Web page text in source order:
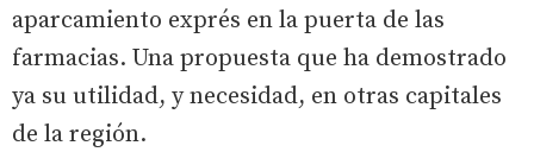
aparcamiento exprés en la puerta de las
farmacias. Una propuesta que ha demostrado
ya su utilidad, y necesidad, en otras capitales
de la región.